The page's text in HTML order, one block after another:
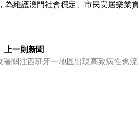
為維護澳門社會穩定、市民安居樂業貢
上一則新聞
署關注西班牙一地區出現高致病性禽